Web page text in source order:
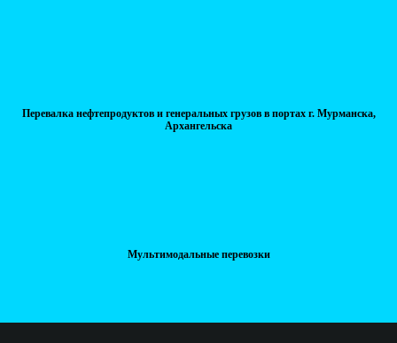
Перевалка нефтепродуктов и генеральных грузов в портах г. Мурманска,
Архангельска
Мультимодальные перевозки